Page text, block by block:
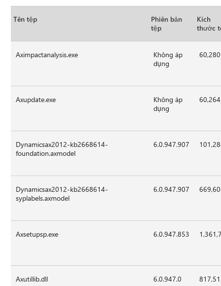
Tên tệp
Phiên bản
tệp
Kích
thước
Aximpactanalysis.exe
Không áp
dụng
60,280
Axupdate.exe
Không áp
dụng
60,264
Dynamicsax2012-kb2668614-
foundation.axmodel
6.0.947.907
Dynamicsax2012-kb2668614-
syplabels.axmodel
6.0.947.907
Axsetupsp.exe 6.0.947.853
Axutillib.dll 6.0.947.0